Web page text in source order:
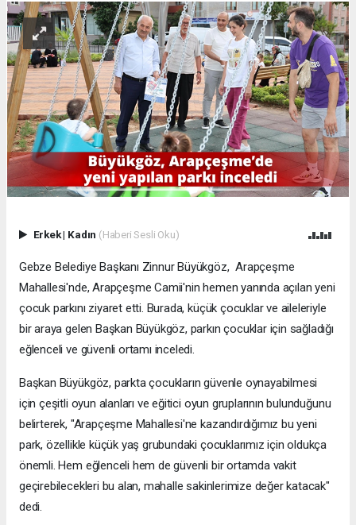
Erkek| Kadın (Haberi Sesli Oku)
Gebze Belediye Başkanı Zinnur Büyükgöz, Arapçeşme
Mahallesi'nde, Arapçeşme Camii'nin hemen yanında açılan yeni
çocuk parkını ziyaret etti. Burada, küçük çocuklar ve aileleriyle
bir araya gelen Başkan Büyükgöz, parkın çocuklar için sağladığı
eğlenceli ve güvenli ortamı inceledi.
Başkan Büyükgöz, parkta çocukların güvenle oynayabilmesi
için çeşitli oyun alanları ve eğitici oyun gruplarının bulunduğunu
belirterek, "Arapçeşme Mahallesi'ne kazandırdığımız bu yeni
park, özellikle küçük yaş grubundaki çocuklarımız için oldukça
önemli. Hem eğlenceli hem de güvenli bir ortamda vakit
geçirebilecekleri bu alan, mahalle sakinlerimize değer katacak"
dedi.